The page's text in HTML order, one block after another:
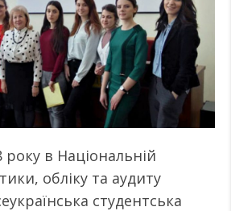
року в Національній
обліку та аудиту
студентська